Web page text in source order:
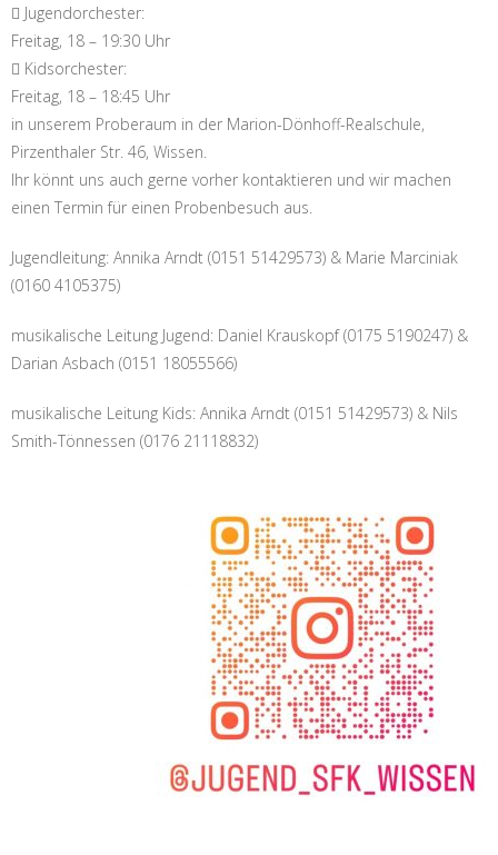
 Jugendorchester:
Freitag, 18 – 19:30 Uhr
 Kidsorchester:
Freitag, 18 – 18:45 Uhr
in unserem Proberaum in der Marion-Dönhoff-Realschule,
Pirzenthaler Str. 46, Wissen.
Ihr könnt uns auch gerne vorher kontaktieren und wir machen
einen Termin für einen Probenbesuch aus.
Jugendleitung: Annika Arndt (0151 51429573) & Marie Marciniak
(0160 4105375)
musikalische Leitung Jugend: Daniel Krauskopf (0175 5190247) &
Darian Asbach (0151 18055566)
musikalische Leitung Kids: Annika Arndt (0151 51429573) & Nils
Smith-Tönnessen (0176 21118832)